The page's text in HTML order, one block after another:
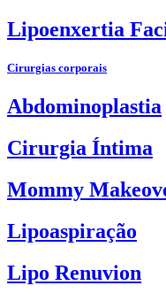
Lipoenxertia
Cirurgias corporais
Abdominoplastia
Cirurgia Íntima
Mommy
Lipoaspiração
Lipo Renuvion